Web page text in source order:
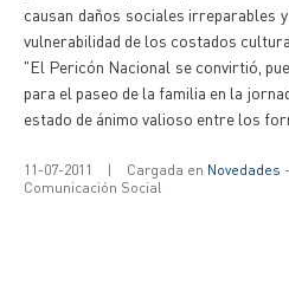
causan daños sociales irreparables
vulnerabilidad de los costados
"El Pericón Nacional se convirtió,
para el paseo de la familia en la
estado de ánimo valioso entre los
11-07-2011 | Cargada en Novedades
Comunicación Social